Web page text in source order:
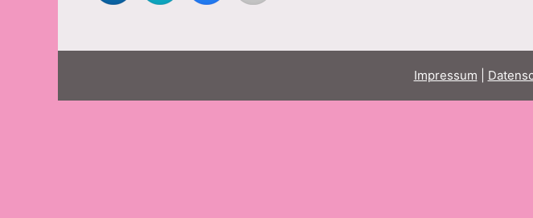
Impressum